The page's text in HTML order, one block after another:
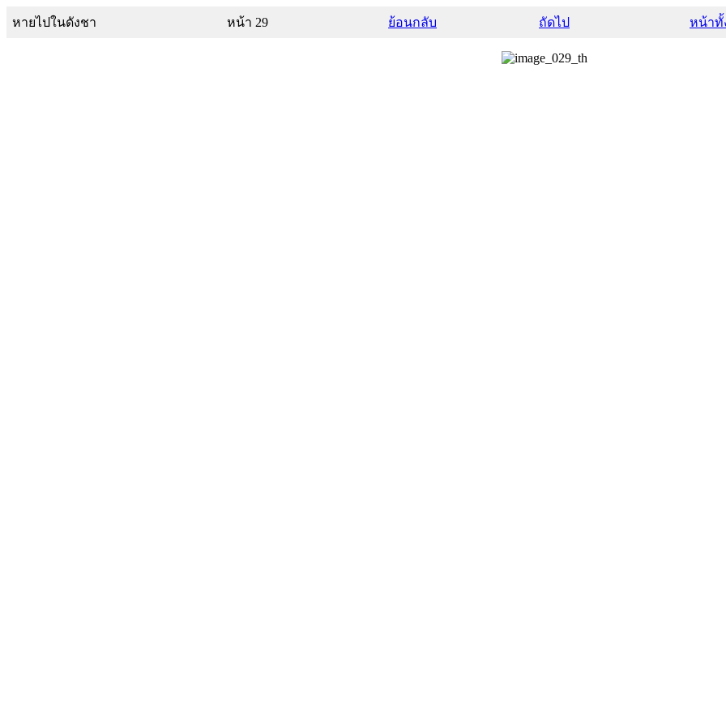
หายไปในดังชา หน้า 29 ย้อนกลับ ถัดไป หน้าทั้